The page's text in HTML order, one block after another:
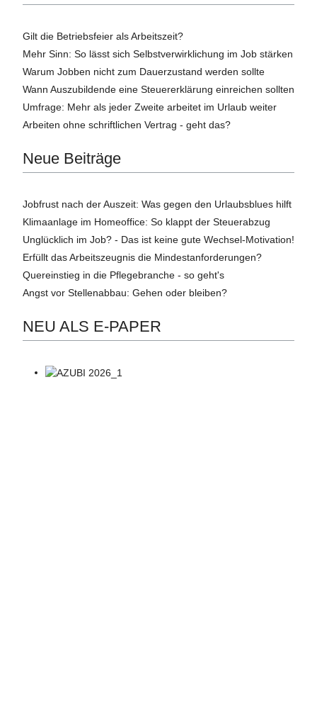
Gilt die Betriebsfeier als Arbeitszeit?
Mehr Sinn: So lässt sich Selbstverwirklichung im Job stärken
Warum Jobben nicht zum Dauerzustand werden sollte
Wann Auszubildende eine Steuererklärung einreichen sollten
Umfrage: Mehr als jeder Zweite arbeitet im Urlaub weiter
Arbeiten ohne schriftlichen Vertrag - geht das?
Neue Beiträge
Jobfrust nach der Auszeit: Was gegen den Urlaubsblues hilft
Klimaanlage im Homeoffice: So klappt der Steuerabzug
Unglücklich im Job? - Das ist keine gute Wechsel-Motivation!
Erfüllt das Arbeitszeugnis die Mindestanforderungen?
Quereinstieg in die Pflegebranche - so geht's
Angst vor Stellenabbau: Gehen oder bleiben?
NEU ALS E-PAPER